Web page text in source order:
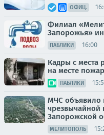
ОФИЦ.
Филиал
Запорожья»
ПАБЛИКИ 16:00
Кадры с места
на месте
ПАБЛИКИ
МЧС объявило
чрезвычайной
Запорожской
МЕЛИТОПОЛЬ